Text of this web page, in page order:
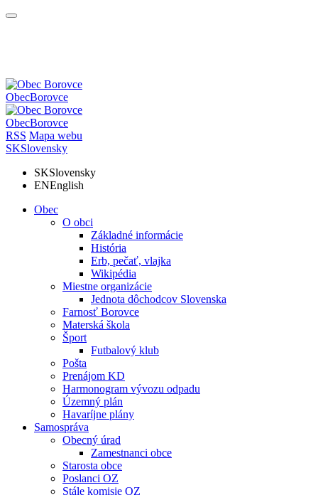
ObecBorovce
ObecBorovce
RSS Mapa webu
SKSlovensky
SKSlovensky
ENEnglish
Obec
O obci
Základné informácie
História
Erb, pečať, vlajka
Wikipédia
Miestne organizácie
Jednota dôchodcov Slovenska
Farnosť Borovce
Materská škola
Šport
Futbalový klub
Pošta
Prenájom KD
Harmonogram vývozu odpadu
Územný plán
Havaríjne plány
Samospráva
Obecný úrad
Zamestnanci obce
Starosta obce
Poslanci OZ
Stále komisie OZ